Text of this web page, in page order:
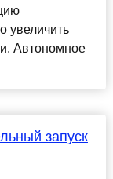
увеличить
Автономное
запуск